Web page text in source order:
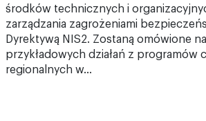
środków technicznych i
zarządzania zagrożeniami
Dyrektywą NIS2. Zostaną omówione
przykładowych działań z programów
regionalnych w…